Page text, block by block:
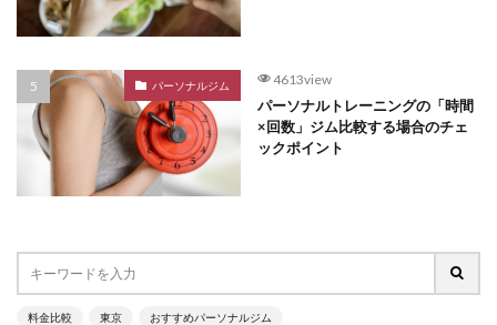
パーソナルジム 4613view
パーソナルトレーニングの「時間
×回数」ジム比較する場合のチェ
ックポイント
料金比較 東京 おすすめパーソナルジム